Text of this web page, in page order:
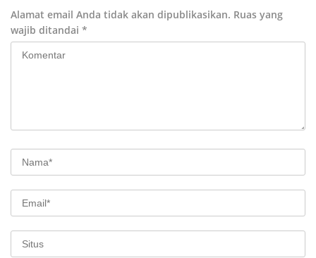
Alamat email Anda tidak akan dipublikasikan. Ruas yang
wajib ditandai *